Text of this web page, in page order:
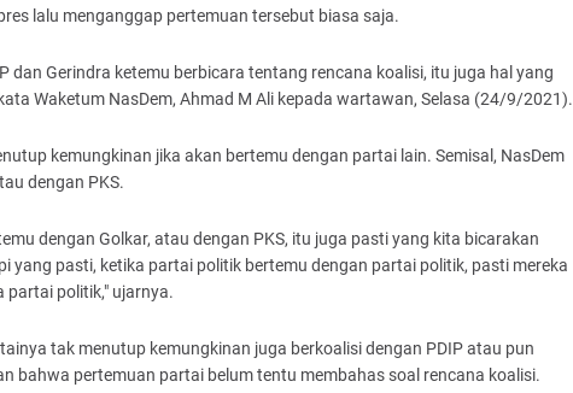
lalu menganggap pertemuan tersebut biasa saja.
dan Gerindra ketemu berbicara tentang rencana koalisi, itu juga hal yang
Waketum NasDem, Ahmad M Ali kepada wartawan, Selasa (24/9/2021).
kemungkinan jika akan bertemu dengan partai lain. Semisal, NasDem
dengan PKS.
dengan Golkar, atau dengan PKS, itu juga pasti yang kita bicarakan
yang pasti, ketika partai politik bertemu dengan partai politik, pasti mereka
partai politik," ujarnya.
tak menutup kemungkinan juga berkoalisi dengan PDIP atau pun
bahwa pertemuan partai belum tentu membahas soal rencana koalisi.